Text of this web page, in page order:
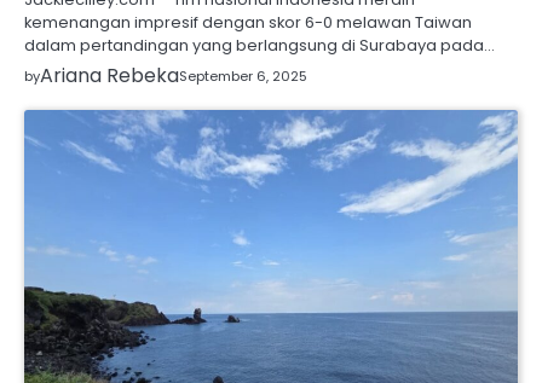
kemenangan impresif dengan skor 6-0 melawan Taiwan
dalam pertandingan yang berlangsung di Surabaya pada…
byAriana RebekaSeptember 6, 2025